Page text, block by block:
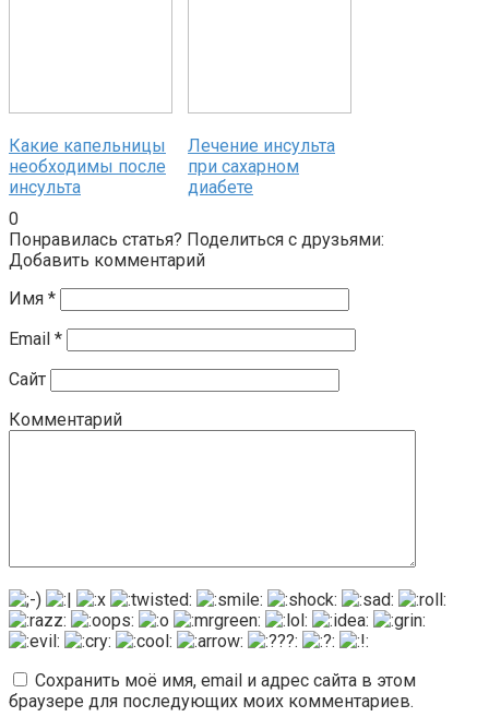
Какие капельницы
необходимы после
инсульта
Лечение инсульта
при сахарном
диабете
0
Понравилась статья? Поделиться с друзьями:
Добавить комментарий
Имя *
Email *
Сайт
Комментарий
Сохранить моё имя, email и адрес сайта в этом
браузере для последующих моих комментариев.